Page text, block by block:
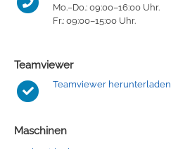
Mo.–Do.: 09:00–16:00 Uhr.
Fr.: 09:00–15:00 Uhr.
Teamviewer
Teamviewer herunterladen
Maschinen